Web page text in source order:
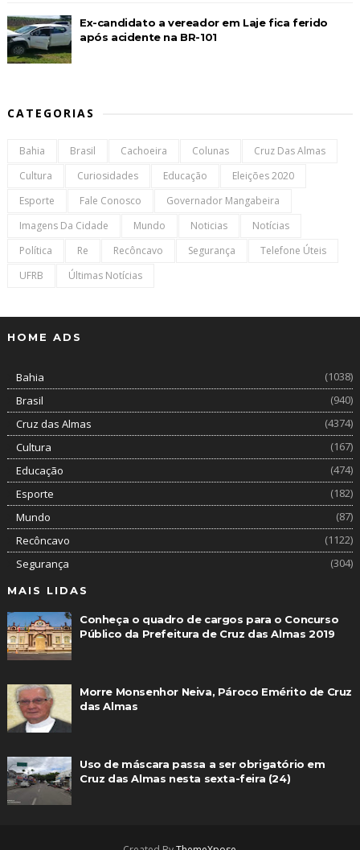
Ex-candidato a vereador em Laje fica ferido
após acidente na BR-101
CATEGORIAS
Bahia Brasil Cachoeira Colunas
Cruz Das Almas
Cultura
Curiosidades Educação
Eleições 2020
Esporte
Fale Conosco
Governador Mangabeira
Imagens Da Cidade
Mundo Noticias
Notícias
Política
Re Recôncavo Segurança
Telefone Úteis
UFRB
Últimas Notícias
HOME ADS
Bahia
(1038)
Brasil
(940)
Cruz das Almas
(4374)
Cultura
(167)
Educação
(474)
Esporte
(182)
Mundo
(87)
Recôncavo
(1122)
Segurança
(304)
MAIS LIDAS
Conheça o quadro de cargos para o Concurso
Público da Prefeitura de Cruz das Almas 2019
Morre Monsenhor Neiva, Pároco Emérito de Cruz
das Almas
Uso de máscara passa a ser obrigatório em
Cruz das Almas nesta sexta-feira (24)